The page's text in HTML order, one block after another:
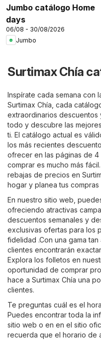
Jumbo catálogo Home
days
06/08 - 30/08/2026
Jumbo
Surtimax Chía
Inspírate cada semana con
Surtimax Chía, cada
extraordinarios descuentos
todo y descubre las
ti. El catálogo actual es
los más recientes
ofrecer en las páginas de 4
comprar es mucho más
rebajas de precios en
hogar y planea tus
En nuestro sitio web,
ofreciendo atractivas
descuentos semanales y
exclusivas ofertas para los
fidelidad .Con una gama
clientes encontrarán
Explora los folletos en
oportunidad de comprar
hace a Surtimax Chía una
clientes.
Te preguntas cuál es el
Puedes encontrar toda la
sitio web o en en el sitio
recuerda que el horario de